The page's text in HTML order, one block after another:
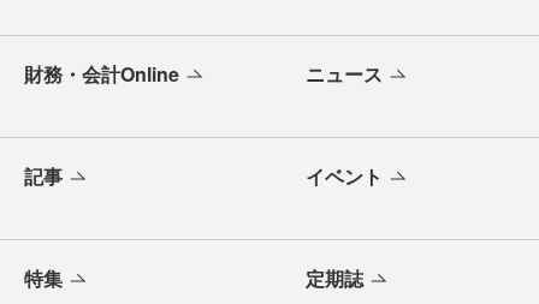
財務・会計Online ニュース
記事 イベント
特集 定期誌